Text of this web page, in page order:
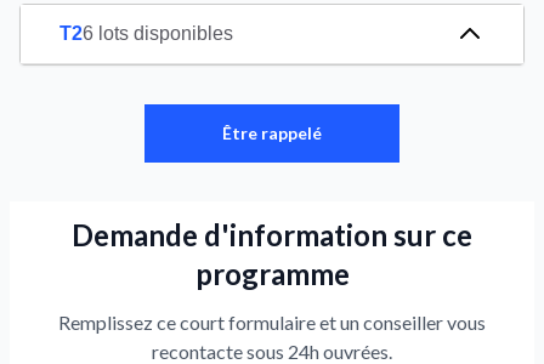
T26 lots disponibles
Être rappelé
Demande d'information sur ce
programme
Remplissez ce court formulaire et un conseiller vous
recontacte sous 24h ouvrées.